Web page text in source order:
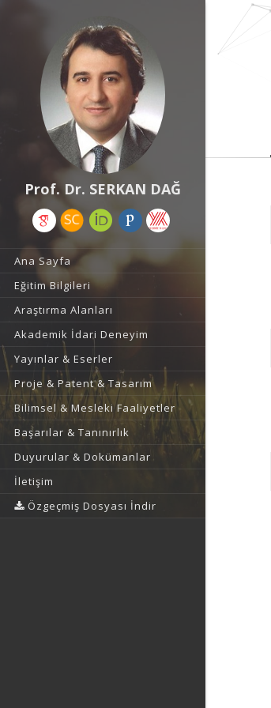
Prof. Dr. SERKAN DAĞ
Ana Sayfa
Eğitim Bilgileri
Araştırma Alanları
Akademik İdari Deneyim
Yayınlar & Eserler
Proje & Patent & Tasarım
Bilimsel & Mesleki Faaliyetler
Başarılar & Tanınırlık
Duyurular & Dokümanlar
İletişim
Özgeçmiş Dosyası İndir